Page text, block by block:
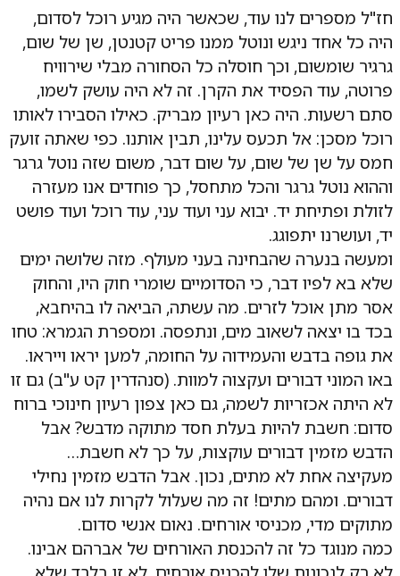
חז"ל מספרים לנו עוד, שכאשר היה מגיע רוכל לסדום,
היה כל אחד ניגש ונוטל ממנו פריט קטנטן, שן של שום,
גרגיר שומשום, וכך חוסלה כל הסחורה מבלי שירוויח
פרוטה, עוד הפסיד את הקרן. זה לא היה עושק לשמו,
סתם רשעות. היה כאן רעיון מבריק. כאילו הסבירו לאותו
רוכל מסכן: אל תכעס עלינו, תבין אותנו. כפי שאתה זועק
חמס על שן של שום, על שום דבר, משום שזה נוטל גרגר
וההוא נוטל גרגר והכל מתחסל, כך פוחדים אנו מעזרה
לזולת ופתיחת יד. יבוא עני ועוד עני, עוד רוכל ועוד פושט
יד, ועושרנו יתפוגג.
ומעשה בנערה שהבחינה בעני מעולף. מזה שלושה ימים
שלא בא לפיו דבר, כי הסדומיים שומרי חוק היו, והחוק
אסר מתן אוכל לזרים. מה עשתה, הביאה לו בהיחבא,
בכד בו יצאה לשאוב מים, ונתפסה. ומספרת הגמרא: טחו
את גופה בדבש והעמידוה על החומה, למען יראו וייראו.
באו המוני דבורים ועקצוה למוות. (סנהדרין קט ע"ב) גם זו
לא היתה אכזריות לשמה, גם כאן צפון רעיון חינוכי ברוח
סדום: חשבת להיות בעלת חסד מתוקה מדבש? אבל
הדבש מזמין דבורים עוקצות, על כך לא חשבת…
מעקיצה אחת לא מתים, נכון. אבל הדבש מזמין נחילי
דבורים. ומהם מתים! זה מה שעלול לקרות לנו אם נהיה
מתוקים מדי, מכניסי אורחים. נאום אנשי סדום.
כמה מנוגד כל זה להכנסת האורחים של אברהם אבינו.